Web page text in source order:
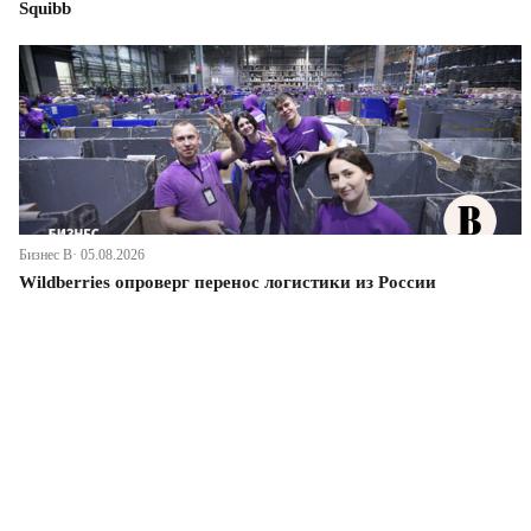
Squibb
Бизнес В· 05.08.2026
Wildberries опроверг перенос логистики из России